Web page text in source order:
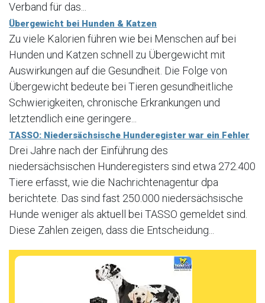
Verband für das...
Übergewicht bei Hunden & Katzen
Zu viele Kalorien führen wie bei Menschen auf bei
Hunden und Katzen schnell zu Übergewicht mit
Auswirkungen auf die Gesundheit. Die Folge von
Übergewicht bedeute bei Tieren gesundheitliche
Schwierigkeiten, chronische Erkrankungen und
letztendlich eine geringere...
TASSO: Niedersächsische Hunderegister war ein Fehler
Drei Jahre nach der Einführung des
niedersächsischen Hunderegisters sind etwa 272.400
Tiere erfasst, wie die Nachrichtenagentur dpa
berichtete. Das sind fast 250.000 niedersächsische
Hunde weniger als aktuell bei TASSO gemeldet sind.
Diese Zahlen zeigen, dass die Entscheidung...